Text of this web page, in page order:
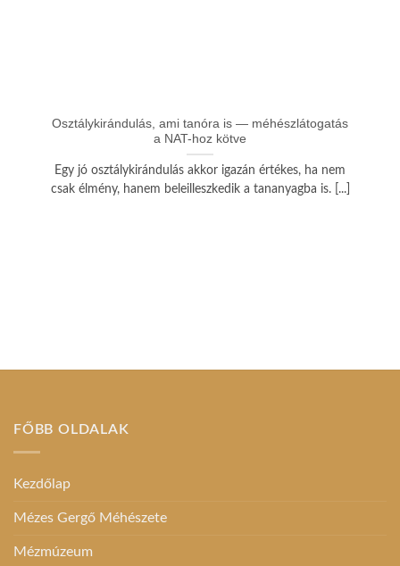
Osztálykirándulás, ami tanóra is — méhészlátogatás
a NAT-hoz kötve
Egy jó osztálykirándulás akkor igazán értékes, ha nem
csak élmény, hanem beleilleszkedik a tananyagba is. [...]
FŐBB OLDALAK
Kezdőlap
Mézes Gergő Méhészete
Mézmúzeum